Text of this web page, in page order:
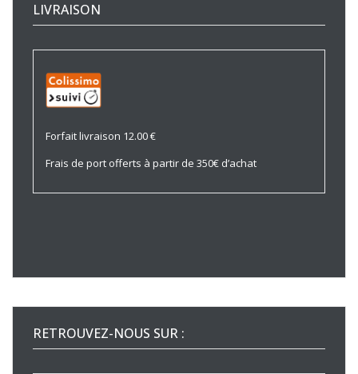
LIVRAISON
Forfait livraison 12.00 €
Frais de port offerts à partir de 350€ d’achat
RETROUVEZ-NOUS SUR :